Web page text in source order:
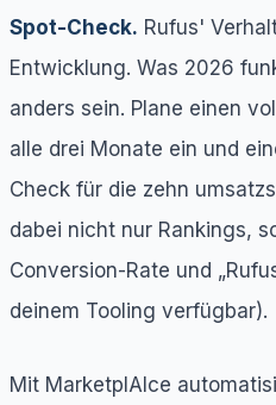
Spot-Check. Rufus'
Entwicklung. Was 2026
anders sein. Plane einen
alle drei Monate ein und
Check für die zehn
dabei nicht nur Rankings,
Conversion-Rate und
deinem Tooling verfügbar).
Mit MarketplAIce